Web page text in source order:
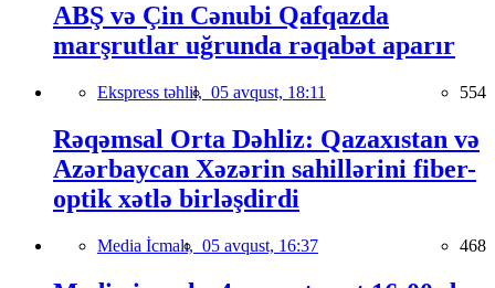
ABŞ və Çin Cənubi Qafqazda
marşrutlar uğrunda rəqabət aparır
Ekspress təhlil, 05 avqust, 18:11 554
Rəqəmsal Orta Dəhliz: Qazaxıstan və
Azərbaycan Xəzərin sahillərini fiber-
optik xətlə birləşdirdi
Media İcmalı, 05 avqust, 16:37 468